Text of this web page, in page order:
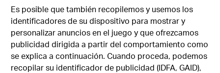
Es posible que también recopilemos y usemos los
identificadores de su dispositivo para mostrar y
personalizar anuncios en el juego y que ofrezcamos
publicidad dirigida a partir del comportamiento como
se explica a continuación. Cuando proceda, podemos
recopilar su identificador de publicidad (IDFA, GAID),